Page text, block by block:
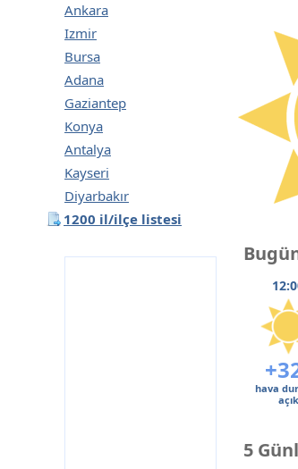
Ankara
Izmir
Bursa
Adana
Gaziantep
Konya
Antalya
Kayseri
Diyarbakır
1200 il/ilçe listesi
hava
açık
5